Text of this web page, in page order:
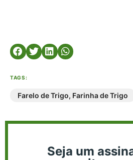
TAGS:
Farelo de Trigo, Farinha de Trigo
Seja um